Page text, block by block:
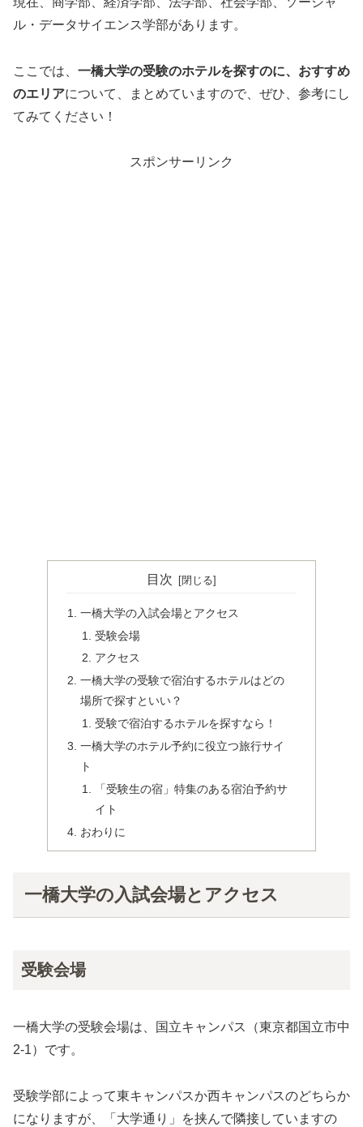
ル・データサイエンス学部があります。
ここでは、 一橋大学の受験のホテルを探すのに、おすすめ
のエリアについて、まとめていますので、ぜひ、参考にし
てみてください！
スポンサーリンク
目次
一橋大学の入試会場とアクセス
受験会場
アクセス
一橋大学の受験で宿泊するホテルはどの
場所で探すといい？
受験で宿泊するホテルを探すなら！
一橋大学のホテル予約に役立つ旅行サイ
ト
「受験生の宿」特集のある宿泊予約サ
イト
おわりに
一橋大学の入試会場とアクセス
受験会場
一橋大学の受験会場は、国立キャンパス（東京都国立市中
2-1）です。
受験学部によって東キャンパスか西キャンパスのどちらか
になりますが、「大学通り」を挟んで隣接していますの